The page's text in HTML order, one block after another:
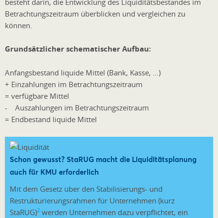
besteht darin, die Entwicklung des Liquiditätsbestandes im
Betrachtungszeitraum überblicken und vergleichen zu
können.
Grundsätzlicher schematischer Aufbau:
Anfangsbestand liquide Mittel (Bank, Kasse, …)
+ Einzahlungen im Betrachtungszeitraum
= verfügbare Mittel
- Auszahlungen im Betrachtungszeitraum
= Endbestand liquide Mittel
Schon gewusst? StaRUG macht die Liquiditätsplanung
auch für KMU erforderlich
Mit dem Gesetz über den Stabilisierungs- und
Restrukturierungsrahmen für Unternehmen (kurz
StaRUG)2 werden Unternehmen dazu verpflichtet, ein